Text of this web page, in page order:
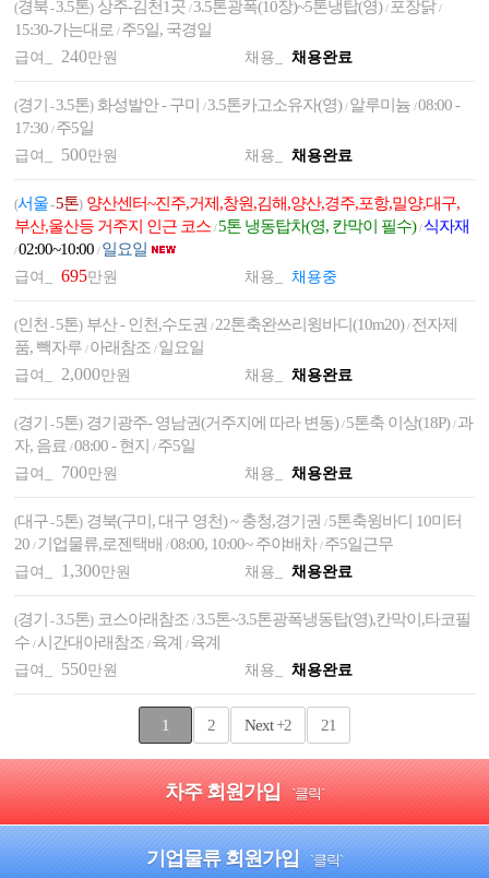
(경북-3.5톤) 상주-김천1곳/3.5톤광폭(10장)~5톤냉탑(영)/ 포장닭/
15:30-가는대로/ 주5일, 국경일
급여_240만원 채용_ 채용완료
(경기 -3.5톤) 화성발안 - 구미/3.5톤카고소유자(영)/ 알루미늄/08:00 -
17:30/ 주5일
급여_ 500만원 채용_ 채용완료
(서울-5톤) 양산센터~진주,거제,창원,김해,양산,경주,포항,밀양,대구,
부산,울산등 거주지 인근 코스/5톤 냉동탑차(영, 칸막이 필수)/ 식자재
/02:00~10:00/ 일요일
급여_695만원 채용_ 채용중
(인천 -5톤) 부산 - 인천,수도권/ 22톤축완쓰리윙바디(10m20)/ 전자제
품, 빽자루/ 아래참조/ 일요일
급여_2,000만원 채용_ 채용완료
(경기 -5톤) 경기광주- 영남권(거주지에 따라 변동)/ 5톤축 이상(18P)/ 과
자, 음료/08:00 - 현지/ 주5일
급여_ 700만원 채용_ 채용완료
(대구-5톤) 경북(구미, 대구 영천) ~ 충청,경기권/ 5톤축윙바디 10미터
20/ 기업물류,로젠택배/08:00, 10:00~ 주야배차/ 주5일근무
급여_ 1,300만원 채용_ 채용완료
(경기 -3.5톤) 코스아래참조/3.5톤~3.5톤광폭냉동탑(영),칸막이,타코필
수/ 시간대아래참조/ 육계/ 육계
급여_ 550만원 채용_ 채용완료
1 2 Next+2 21
차주 회원가입 `클릭`
기업물류 회원가입 `클릭`